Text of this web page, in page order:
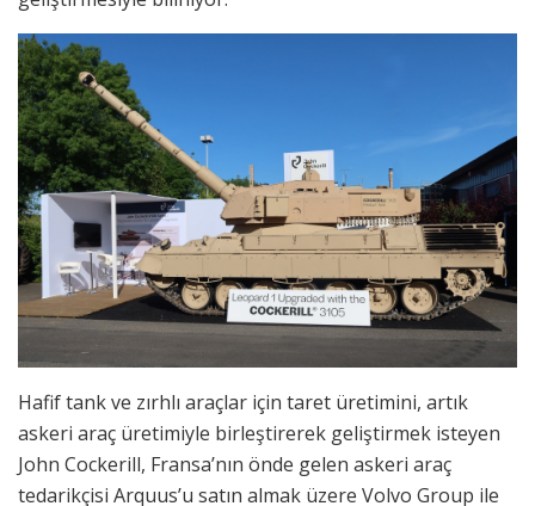
Hafif tank ve zırhlı araçlar için taret üretimini, artık
askeri araç üretimiyle birleştirerek geliştirmek isteyen
John Cockerill, Fransa’nın önde gelen askeri araç
tedarikçisi Arquus’u satın almak üzere Volvo Group ile